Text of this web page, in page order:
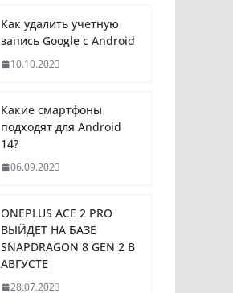
Как удалить учетную
запись Google с Android
10.10.2023
Какие смартфоны
подходят для Android
14?
06.09.2023
ONEPLUS ACE 2 PRO
ВЫЙДЕТ НА БАЗЕ
SNAPDRAGON 8 GEN 2 В
АВГУСТЕ
28.07.2023